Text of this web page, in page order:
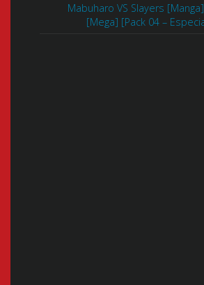
Mabuharo VS Slayers
[Mega] [Pack 04 –